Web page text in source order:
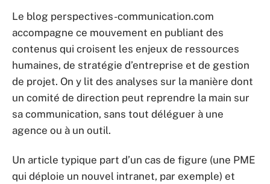
Le blog perspectives-communication.com
accompagne ce mouvement en publiant des
contenus qui croisent les enjeux de ressources
humaines, de stratégie d’entreprise et de gestion
de projet. On y lit des analyses sur la manière dont
un comité de direction peut reprendre la main sur
sa communication, sans tout déléguer à une
agence ou à un outil.
Un article typique part d’un cas de figure (une PME
qui déploie un nouvel intranet, par exemple) et